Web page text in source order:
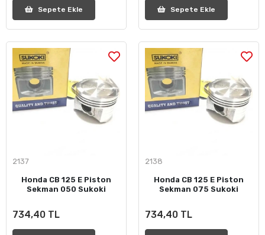
Sepete Ekle Sepete Ekle
2137
Honda CB 125 E Piston
Sekman 050 Sukoki
734,40 TL
2138
Honda CB 125 E Piston
Sekman 075 Sukoki
734,40 TL